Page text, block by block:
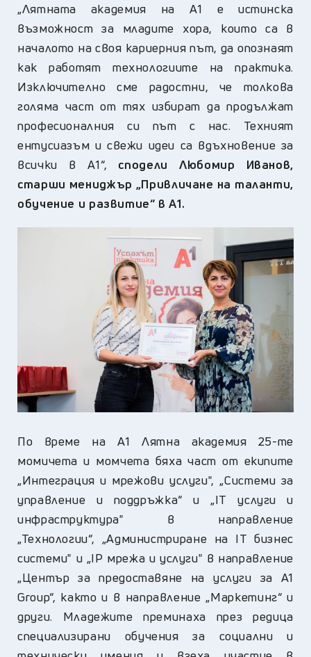
„Лятната академия на А1 е истинска
възможност за младите хора, които са в
началото на своя кариерния път, да опознаят
как работят технологиите на практика.
Изключително сме радостни, че толкова
голяма част от тях избират да продължат
професионалния си път с нас. Техният
ентусиазъм и свежи идеи са вдъхновение за
всички в А1“, сподели Любомир Иванов,
старши мениджър „Привличане на таланти,
обучение и развитие“ в А1.
По време на А1 Лятна академия 25-те
момичета и момчета бяха част от екипите
„Интеграция и мрежови услуги", „Системи за
управление и поддръжка“ и „IT услуги и
инфраструктура" в направление
„Технологии“, „Администриране на IT бизнес
системи" и „IP мрежа и услуги" в направление
„Център за предоставяне на услуги за A1
Group“, както и в направление „Маркетинг“ и
други. Младежите преминаха през редица
специализирани обучения за социални и